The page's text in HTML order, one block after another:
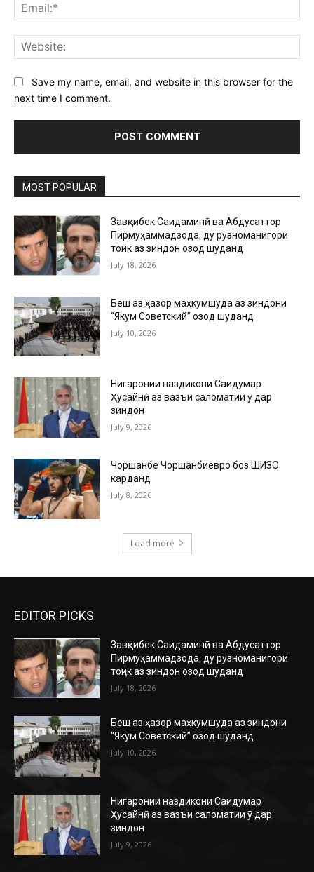
Save my name, email, and website in this browser for the
next time I comment.
MOST POPULAR
Завқибек Саидаминӣ ва Абдусаттор
Пирмуҳаммадзода, ду рӯзноманигори
тоҷик аз зиндон озод шуданд
July 18, 2026
Беш аз ҳазор маҳкумшуда аз зиндони
“Якум Советский” озод шуданд
July 10, 2026
Нигаронии наздикони Саидумар
Ҳусайнӣ аз вазъи саломатии ӯ дар
зиндон
July 9, 2026
Чоршанбе Чоршанбиевро боз ШИЗО
карданд
July 8, 2026
Load more
EDITOR PICKS
Завқибек Саидаминӣ ва Абдусаттор
Пирмуҳаммадзода, ду рӯзноманигори
тоҷик аз зиндон озод шуданд
July 18, 2026
Беш аз ҳазор маҳкумшуда аз зиндони
“Якум Советский” озод шуданд
July 10, 2026
Нигаронии наздикони Саидумар
Ҳусайнӣ аз вазъи саломатии ӯ дар
зиндон
July 9, 2026